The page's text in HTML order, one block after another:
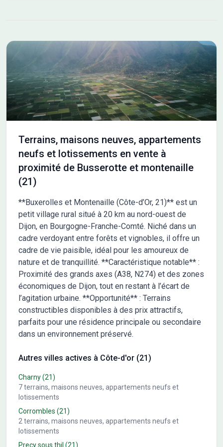
Terrains, maisons neuves, appartements
neufs et lotissements en vente à
proximité de Busserotte et montenaille
(21)
**Buxerolles et Montenaille (Côte-d’Or, 21)** est un
petit village rural situé à 20 km au nord-ouest de
Dijon, en Bourgogne-Franche-Comté. Niché dans un
cadre verdoyant entre forêts et vignobles, il offre un
cadre de vie paisible, idéal pour les amoureux de
nature et de tranquillité. **Caractéristique notable** :
Proximité des grands axes (A38, N274) et des zones
économiques de Dijon, tout en restant à l’écart de
l’agitation urbaine. **Opportunité** : Terrains
constructibles disponibles à des prix attractifs,
parfaits pour une résidence principale ou secondaire
dans un environnement préservé.
Autres villes actives à Côte-d'or (21)
Charny(21)
7terrains, maisons neuves, appartements neufs et
lotissements
Corrombles (21)
2terrains, maisons neuves, appartements neufs et
lotissements
Precy sous thil (21)